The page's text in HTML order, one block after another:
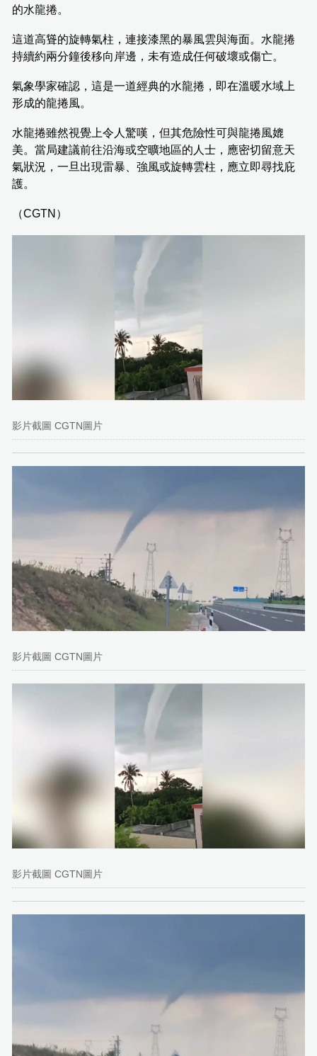
的水龍捲。
這道高聳的旋轉氣柱，連接漆黑的暴風雲與海面。水龍捲
持續約兩分鐘後移向岸邊，未有造成任何破壞或傷亡。
氣象學家確認，這是一道經典的水龍捲，即在溫暖水域上
形成的龍捲風。
水龍捲雖然視覺上令人驚嘆，但其危險性可與龍捲風媲
美。當局建議前往沿海或空曠地區的人士，應密切留意天
氣狀況，一旦出現雷暴、強風或旋轉雲柱，應立即尋找庇
護。
（CGTN）
影片截圖 CGTN圖片
影片截圖 CGTN圖片
影片截圖 CGTN圖片